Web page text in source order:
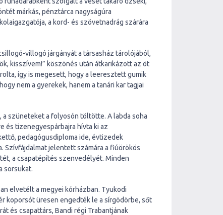
márkás, pénztárca nagyságúra
a kord- és szövetnadrág szárára
villogó járgányát a társasház tárolójából,
kisszívem!” köszönés után átkarikázott az öt
így is megesett, hogy a leeresztett gumik
nem a gyerekek, hanem a tanári kar tagjai
szüneteket a folyosón töltötte. A labda soha
és tizenegyespárbajra hívta ki az
pedagógusdiploma ide, évtizedek
Szívfájdalmat jelentett számára a fiúörökös
a csapatépítés szenvedélyét. Minden
sorsukat.
elvetélt a megyei kórházban. Tyukodi
koporsót üresen engedték le a sírgödörbe, sőt
és csapattárs, Bandi régi Trabantjának